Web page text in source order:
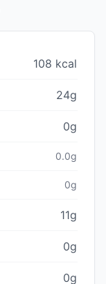
108 kcal
24g
0g
0.0g
0g
11g
0g
0g